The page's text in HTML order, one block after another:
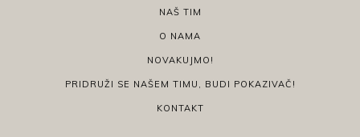
NAŠ TIM
O NAMA
NOVAKUJMO!
PRIDRUŽI SE NAŠEM TIMU, BUDI POKAZIVAČ!
KONTAKT